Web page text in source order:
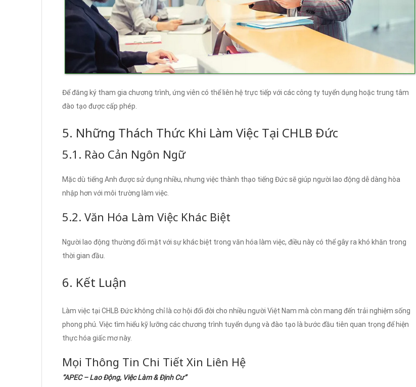
Để đăng ký tham gia chương trình, ứng viên có thể liên hệ trực tiếp với các công ty tuyển dụng hoặc trung tâm
đào tạo được cấp phép.
5. Những Thách Thức Khi Làm Việc Tại CHLB Đức
5.1. Rào Cản Ngôn Ngữ
Mặc dù tiếng Anh được sử dụng nhiều, nhưng việc thành thạo tiếng Đức sẽ giúp người lao động dễ dàng hòa
nhập hơn với môi trường làm việc.
5.2. Văn Hóa Làm Việc Khác Biệt
Người lao động thường đối mặt với sự khác biệt trong văn hóa làm việc, điều này có thể gây ra khó khăn trong
thời gian đầu.
6. Kết Luận
Làm việc tại CHLB Đức không chỉ là cơ hội đổi đời cho nhiều người Việt Nam mà còn mang đến trải nghiệm sống
phong phú. Việc tìm hiểu kỹ lưỡng các chương trình tuyển dụng và đào tạo là bước đầu tiên quan trọng để hiện
thực hóa giấc mơ này.
Mọi Thông Tin Chi Tiết Xin Liên Hệ
“APEC – Lao Động, Việc Làm & Định Cư”